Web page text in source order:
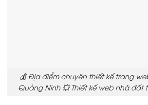
💰 Địa điểm chuyên thiết kế trang
Quảng Ninh 💥 Thiết kế web nhà đất